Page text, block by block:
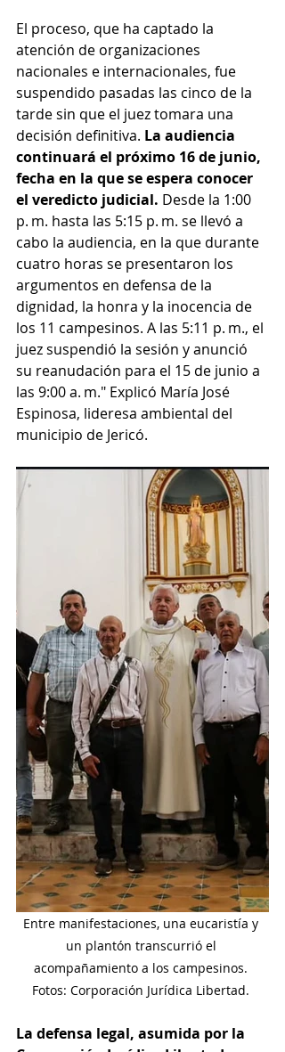
El proceso, que ha captado la
atención de organizaciones
nacionales e internacionales, fue
suspendido pasadas las cinco de la
tarde sin que el juez tomara una
decisión definitiva. La audiencia
continuará el próximo 16 de junio,
fecha en la que se espera conocer
el veredicto judicial. Desde la 1:00
p. m. hasta las 5:15 p. m. se llevó a
cabo la audiencia, en la que durante
cuatro horas se presentaron los
argumentos en defensa de la
dignidad, la honra y la inocencia de
los 11 campesinos. A las 5:11 p. m., el
juez suspendió la sesión y anunció
su reanudación para el 15 de junio a
las 9:00 a. m." Explicó María José
Espinosa, lideresa ambiental del
municipio de Jericó.
Entre manifestaciones, una eucaristía y
un plantón transcurrió el
acompañamiento a los campesinos.
Fotos: Corporación Jurídica Libertad.
La defensa legal, asumida por la